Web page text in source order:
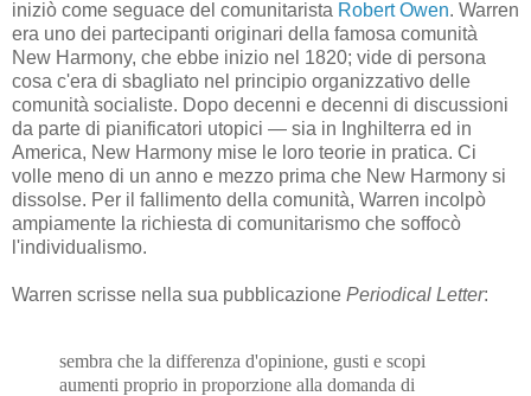
iniziò come seguace del comunitarista Robert Owen. Warren
era uno dei partecipanti originari della famosa comunità
New Harmony, che ebbe inizio nel 1820; vide di persona
cosa c'era di sbagliato nel principio organizzativo delle
comunità socialiste. Dopo decenni e decenni di discussioni
da parte di pianificatori utopici — sia in Inghilterra ed in
America, New Harmony mise le loro teorie in pratica. Ci
volle meno di un anno e mezzo prima che New Harmony si
dissolse. Per il fallimento della comunità, Warren incolpò
ampiamente la richiesta di comunitarismo che soffocò
l'individualismo.
Warren scrisse nella sua pubblicazione Periodical Letter:
sembra che la differenza d'opinione, gusti e scopi
aumenti proprio in proporzione alla domanda di